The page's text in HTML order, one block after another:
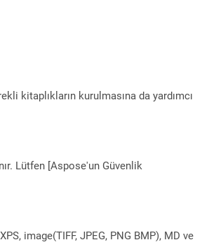
kitaplıkların kurulmasına da yardımcı
Lütfen [Aspose'un Güvenlik
image(TIFF, JPEG, PNG BMP), MD ve